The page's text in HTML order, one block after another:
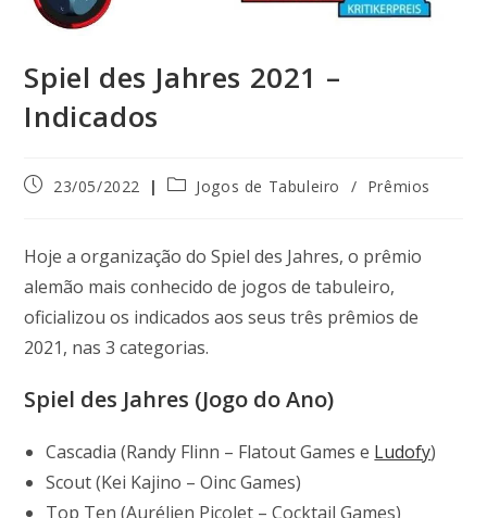
Spiel des Jahres 2021 –
Indicados
23/05/2022 Jogos de Tabuleiro / Prêmios
Hoje a organização do Spiel des Jahres, o prêmio
alemão mais conhecido de jogos de tabuleiro,
oficializou os indicados aos seus três prêmios de
2021, nas 3 categorias.
Spiel des Jahres (Jogo do Ano)
Cascadia (Randy Flinn – Flatout Games e Ludofy)
Scout (Kei Kajino – Oinc Games)
Top Ten (Aurélien Picolet – Cocktail Games)